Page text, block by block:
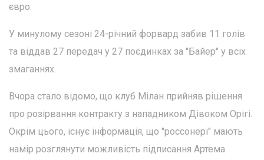
євро.
У минулому сезоні 24-річний форвард забив 11 голів
та віддав 27 передач у 27 поєдинках за "Байер" у всіх
змаганнях.
Вчора стало відомо, що клуб Мілан прийняв рішення
про розірвання контракту з нападником Дівоком Орігі.
Окрім цього, існує інформація, що "россонері" мають
намір розглянути можливість підписання Артема